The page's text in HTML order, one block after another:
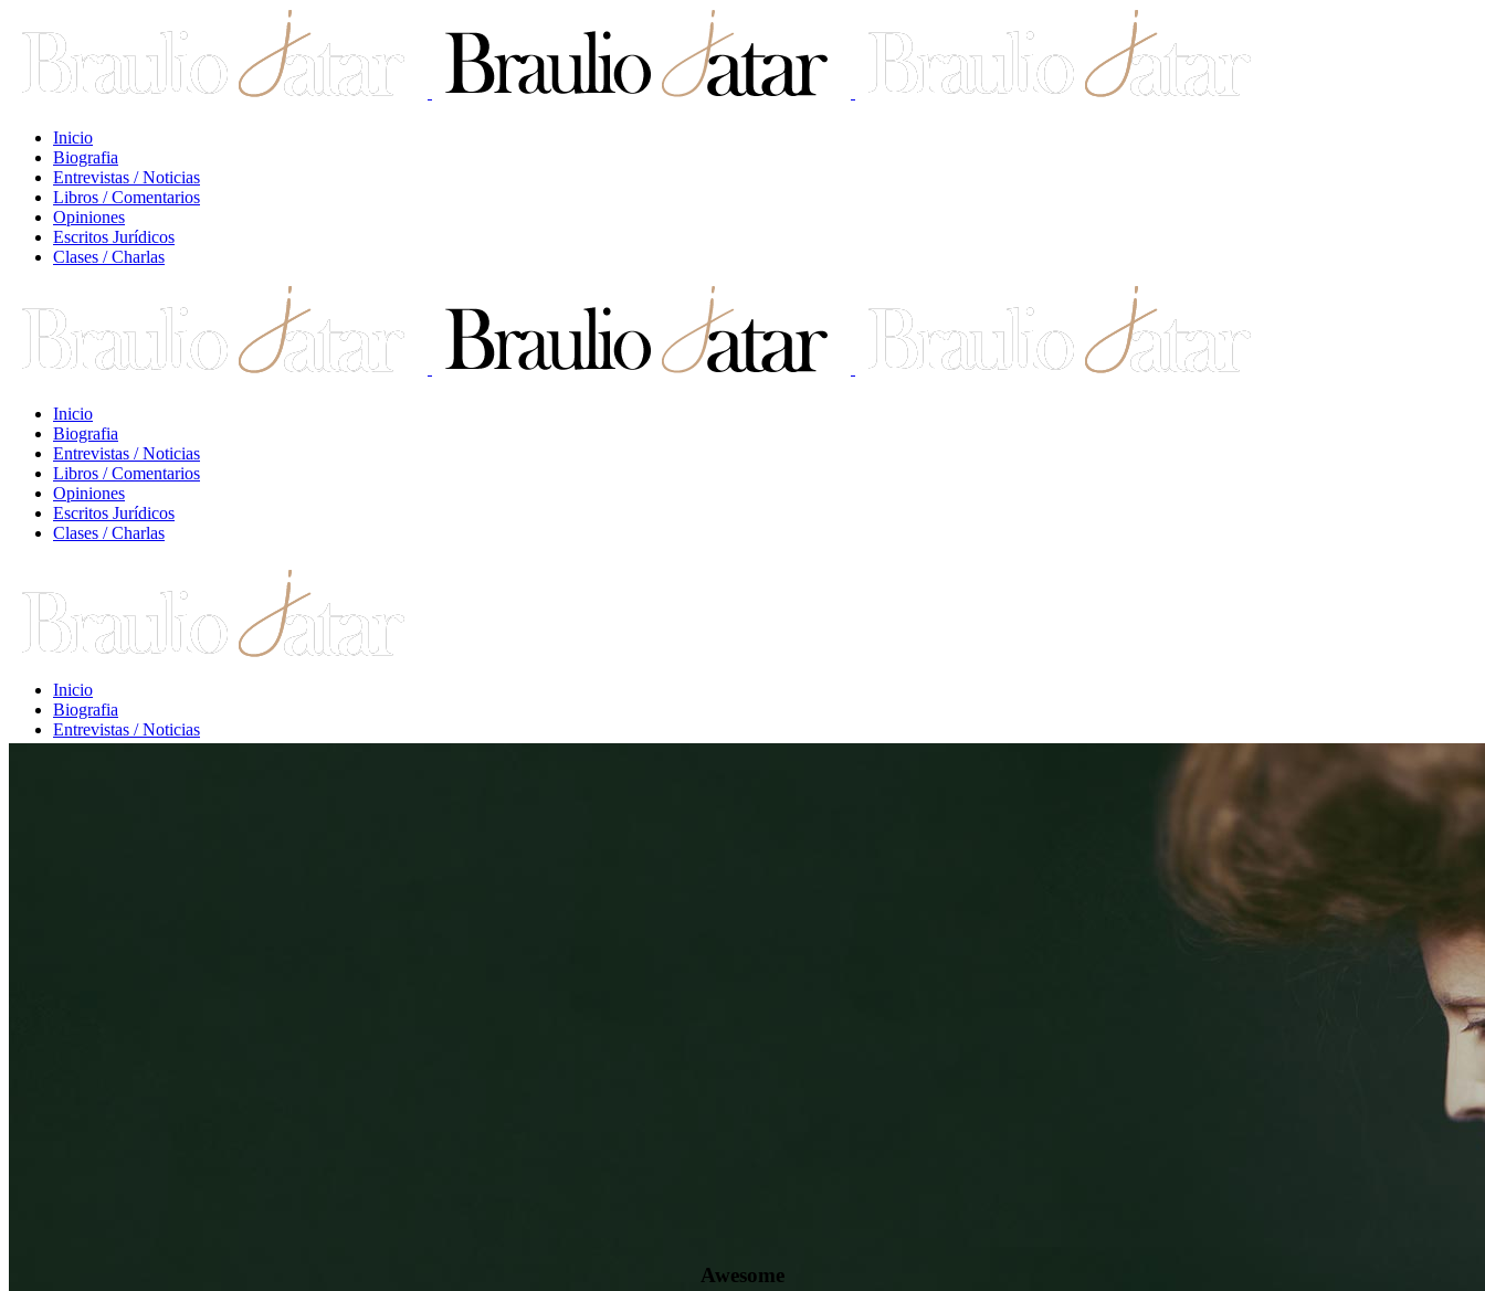
Inicio
Biografia
Entrevistas / Noticias
Libros / Comentarios
Opiniones
Escritos Jurídicos
Clases / Charlas
Inicio
Biografia
Entrevistas / Noticias
Libros / Comentarios
Opiniones
Escritos Jurídicos
Clases / Charlas
Inicio
Biografia
Entrevistas / Noticias
Libros / Comentarios
Awesome